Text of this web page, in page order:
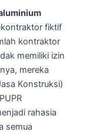
fiktif
kontraktor
memiliki izin
mereka
Konstruksi)
rahasia
semua